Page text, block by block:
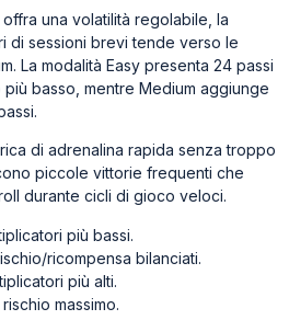
una volatilità regolabile, la
di sessioni brevi tende verso le
La modalità Easy presenta 24 passi
basso, mentre Medium aggiunge
di adrenalina rapida senza troppo
piccole vittorie frequenti che
durante cicli di gioco veloci.
più bassi.
ricompensa bilanciati.
più alti.
massimo.